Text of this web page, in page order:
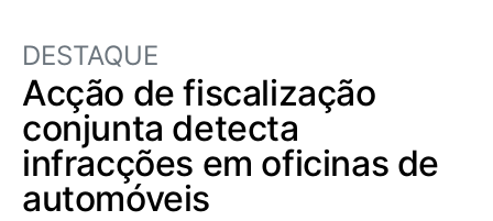
DESTAQUE
Acção de fiscalização
conjunta detecta
infracções em oficinas de
automóveis